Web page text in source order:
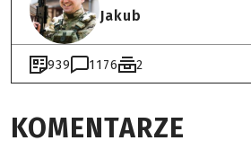
Jakub
939 1176 2
KOMENTARZE